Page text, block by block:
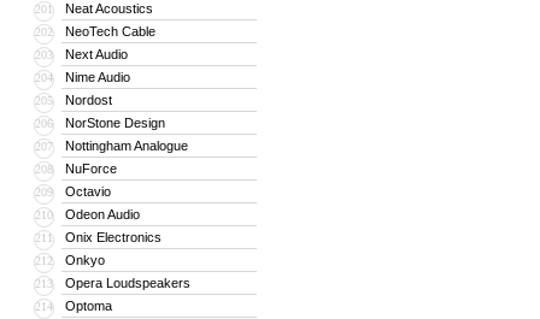
201 Neat Acoustics
202 NeoTech Cable
203 Next Audio
204 Nime Audio
205 Nordost
206 NorStone Design
207 Nottingham Analogue
208 NuForce
209 Octavio
210 Odeon Audio
211 Onix Electronics
212 Onkyo
213 Opera Loudspeakers
214 Optoma